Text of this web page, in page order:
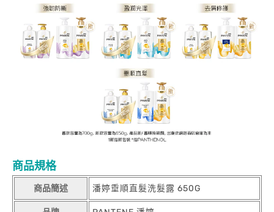
商品規格
商品簡述 潘婷垂順直髮洗髮露 650G